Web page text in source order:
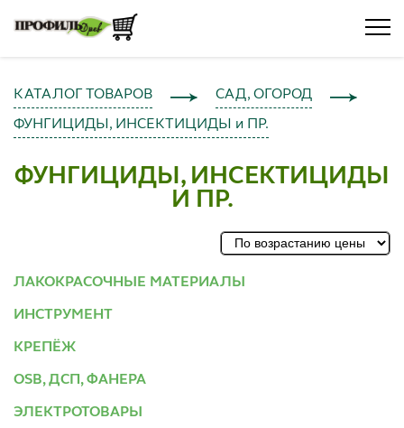
КАТАЛОГ ТОВАРОВ САД, ОГОРОД
ФУНГИЦИДЫ, ИНСЕКТИЦИДЫ и ПР.
ФУНГИЦИДЫ, ИНСЕКТИЦИДЫ
И ПР.
ЛАКОКРАСОЧНЫЕ МАТЕРИАЛЫ
ИНСТРУМЕНТ
КРЕПЁЖ
OSB, ДСП, ФАНЕРА
ЭЛЕКТРОТОВАРЫ